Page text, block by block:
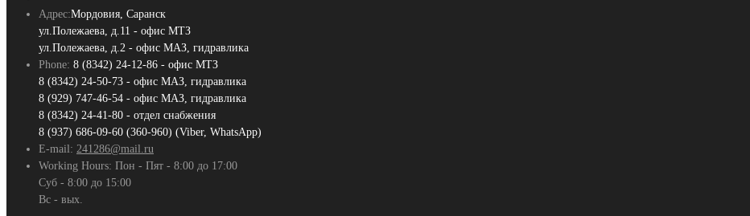
Адрес:Мордовия, Саранск
ул.Полежаева, д.11 - офис МТЗ
ул.Полежаева, д.2 - офис МАЗ, гидравлика
Phone: 8 (8342) 24-12-86 - офис МТЗ
8 (8342) 24-50-73 - офис МАЗ, гидравлика
8 (929) 747-46-54 - офис МАЗ, гидравлика
8 (8342) 24-41-80 - отдел снабжения
8 (937) 686-09-60 (360-960) (Viber, WhatsApp)
E-mail: 241286@mail.ru
Working Hours: Пон - Пят - 8:00 до 17:00
Суб - 8:00 до 15:00
Вс - вых.